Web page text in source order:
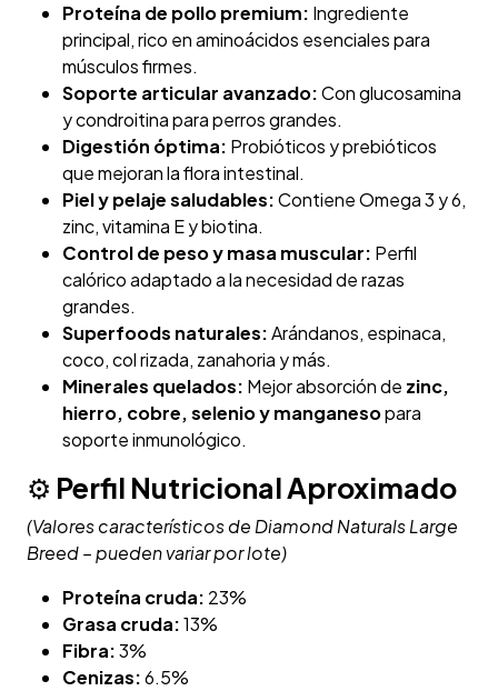
Proteína de pollo premium: Ingrediente
principal, rico en aminoácidos esenciales para
músculos firmes.
Soporte articular avanzado:Con glucosamina
y condroitina para perros grandes.
Digestión óptima: Probióticos y prebióticos
que mejoran la flora intestinal.
Piel y pelaje saludables:Contiene Omega 3 y 6,
zinc, vitamina E y biotina.
Control de peso y masa muscular: Perfil
calórico adaptado a la necesidad de razas
grandes.
Superfoods naturales:Arándanos, espinaca,
coco, col rizada, zanahoria y más.
Minerales quelados: Mejor absorción de zinc,
hierro, cobre, selenio y manganesopara
soporte inmunológico.
⚙️ Perfil Nutricional Aproximado
(Valores característicos de Diamond Naturals Large
Breed – pueden variar por lote)
Proteína cruda: 23%
Grasa cruda:13%
Fibra:3%
Cenizas:6.5%